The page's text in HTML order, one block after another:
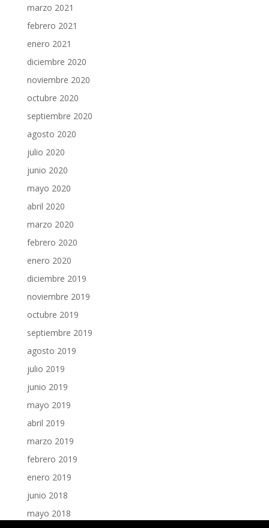
marzo 2021
febrero 2021
enero 2021
diciembre 2020
noviembre 2020
octubre 2020
septiembre 2020
agosto 2020
julio 2020
junio 2020
mayo 2020
abril 2020
marzo 2020
febrero 2020
enero 2020
diciembre 2019
noviembre 2019
octubre 2019
septiembre 2019
agosto 2019
julio 2019
junio 2019
mayo 2019
abril 2019
marzo 2019
febrero 2019
enero 2019
junio 2018
mayo 2018